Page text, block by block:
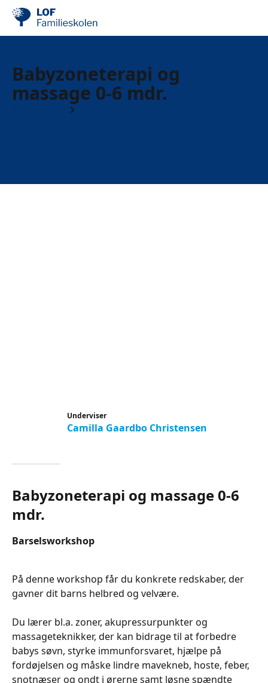
Babyzoneterapi og
massage 0-6 mdr.
Underviser
Camilla Gaardbo Christensen
Babyzoneterapi og massage 0-6
mdr.
Barselsworkshop
På denne workshop får du konkrete redskaber, der
gavner dit barns helbred og velvære.
Du lærer bl.a. zoner, akupressurpunkter og
massageteknikker, der kan bidrage til at forbedre
babys søvn, styrke immunforsvaret, hjælpe på
fordøjelsen og måske lindre mavekneb, hoste, feber,
snotnæser og ondt i ørerne samt løsne spændte